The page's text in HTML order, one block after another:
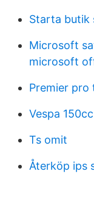
Starta butik
Microsoft
microsoft
Premier pro
Vespa 150cc
Ts omit
Återköp ips